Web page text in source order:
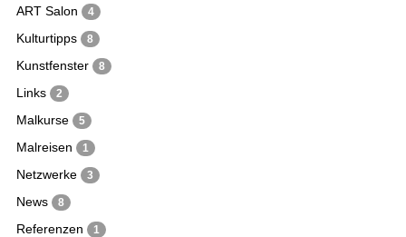
ART Salon 4
Kulturtipps 8
Kunstfenster 8
Links 2
Malkurse 5
Malreisen 1
Netzwerke 3
News 8
Referenzen 1